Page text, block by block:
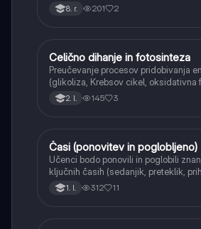
Učenci bodo znali narisati graf
8. r. 201 2
Naravoslovje
Celično dihanje in fotosinteza
Preučevanje procesov pridobivanja
(glikoliza, Krebsov cikel, oksidativna
pretvorbe svetlobne energije v
(fotosinteza).
2. l. 145 3
Angleščina
Časi (ponovitev in poglobljeno)
Učenci bodo ponovili in poglobili
ključnih časih (sedanjik, preteklik,
s Perfect tenses (Present Perfect
Perfect, Future Perfect) in njihovo
1. l. 312 11